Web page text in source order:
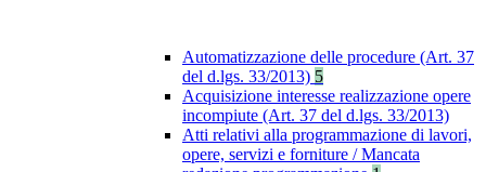
Automatizzazione delle procedure (Art. 37
del d.lgs. 33/2013) 5
Acquisizione interesse realizzazione opere
incompiute (Art. 37 del d.lgs. 33/2013)
Atti relativi alla programmazione di lavori,
opere, servizi e forniture / Mancata